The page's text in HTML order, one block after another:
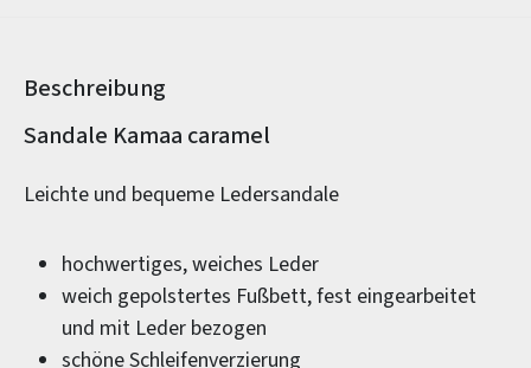
Beschreibung
Produktinformationen
Sandale Kamaa caramel
Leichte und bequeme Ledersandale
hochwertiges, weiches Leder
weich gepolstertes Fußbett, fest eingearbeitet
und mit Leder bezogen
schöne Schleifenverzierung